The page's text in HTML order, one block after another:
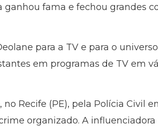
fama e fechou grandes
para a TV e para o
em programas de TV em
Recife (PE), pela Polícia Civil
organizado. A